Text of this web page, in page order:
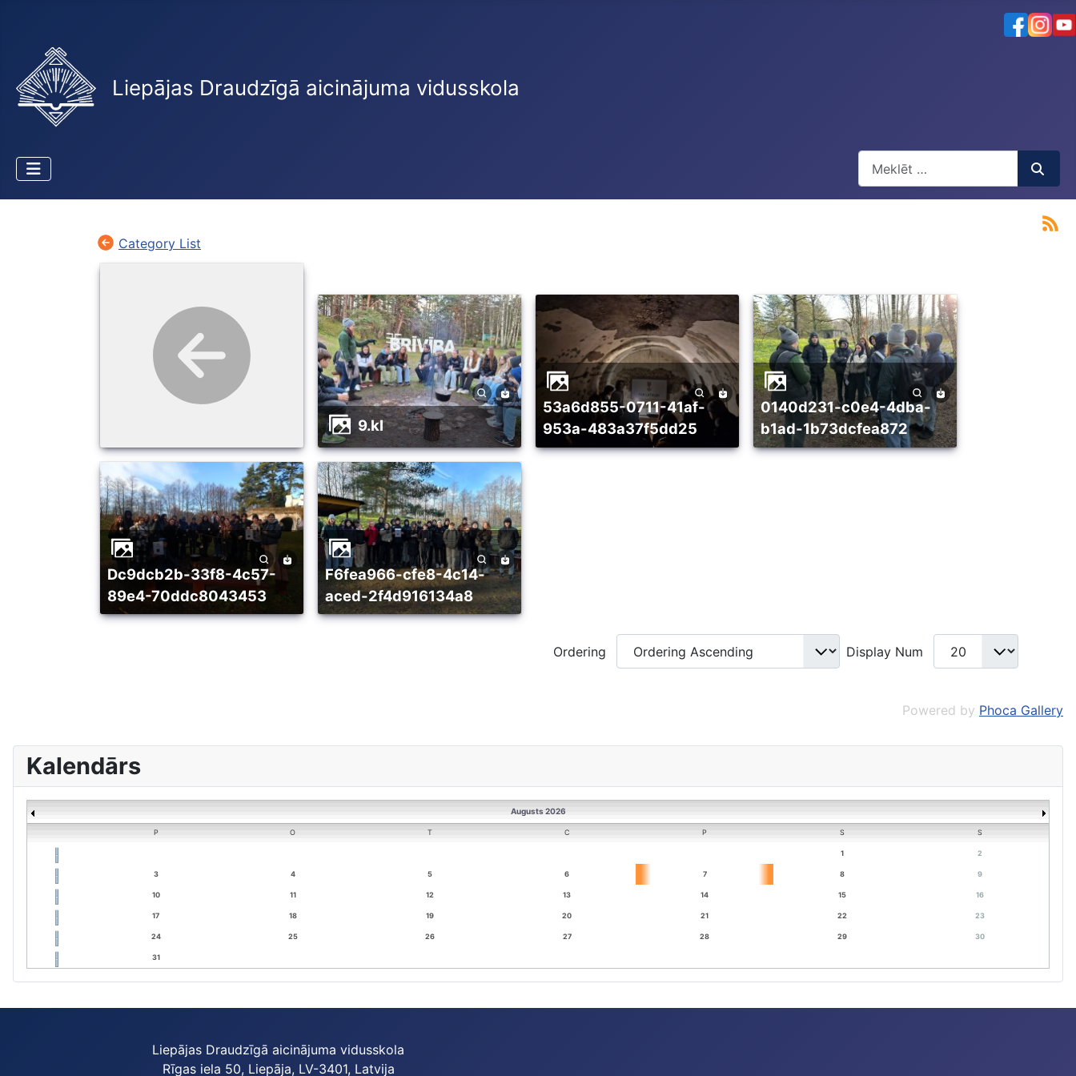
Liepājas Draudzīgā aicinājuma vidusskola
Type 2 or more characters for
Category List
9.kl
53a6d855-0711-41af-
953a-483a37f5dd25
0140d231-c0e4-4dba-
b1ad-1b73dcfea872
dc9dcb2b-33f8-4c57-
89e4-70ddc8043453
f6fea966-cfe8-4c14-
aced-2f4d916134a8
Ordering Display Num
Powered by Phoca Gallery
Kalendārs
Augusts 2026
P O T C P S S
1 2
3 4 5 6 7 8 9
10 11 12 13 14 15 16
17 18 19 20 21 22 23
24 25 26 27 28 29 30
31
Liepājas Draudzīgā aicinājuma vidusskola
Rīgas iela 50, Liepāja, LV-3401, Latvija